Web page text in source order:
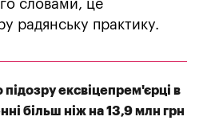
словами, це
радянську практику.
ексвіцепрем'єрці в
більш ніж на 13,9 млн грн